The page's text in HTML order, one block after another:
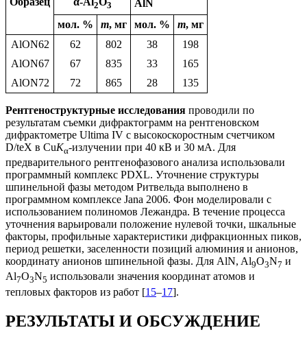
2 3
AlN
мол. %
m, мг мол. % m, мг
AlON62
62 802 38
198
AlON67
67 835 33
165
AlON72
72 865 28 135
Рентгеноструктурные исследования проводили по
результатам съемки дифрактограмм на рентгеновском
дифрактометре Ultima IV с высокоскоростным счетчиком
D/teX в CuKα-излучении при 40 кВ и 30 мА. Для
предварительного рентгенофазового анализа использовали
программный комплекс PDXL. Уточнение структуры
шпинельной фазы методом Ритвельда выполнено в
программном комплексе Jana 2006. Фон моделировали с
использованием полиномов Лежандра. В течение процесса
уточнения варьировали положение нулевой точки, шкальные
факторы, профильные характеристики дифракционных пиков,
период решетки, заселенности позиций алюминия и анионов,
координату анионов шпинельной фазы. Для AlN, Al9O3N7 и
Al7O3N5 использовали значения координат атомов и
тепловых факторов из работ [15–17].
РЕЗУЛЬТАТЫ И ОБСУЖДЕНИЕ